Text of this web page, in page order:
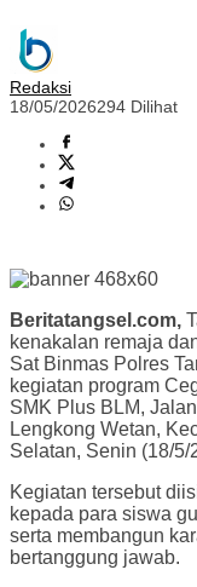
Redaksi
18/05/2026294 Dilihat
Beritatangsel.com,
kenakalan remaja
Sat Binmas Polres
kegiatan program
SMK Plus BLM,
Lengkong Wetan,
Selatan, Senin (18/5/
Kegiatan tersebut
kepada para siswa
serta membangun
bertanggung jawab.